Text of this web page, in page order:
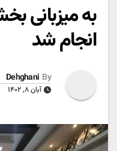
به میزبانی
انجام شد
By
Dehghani
آبان ۸, ۱۴۰۲